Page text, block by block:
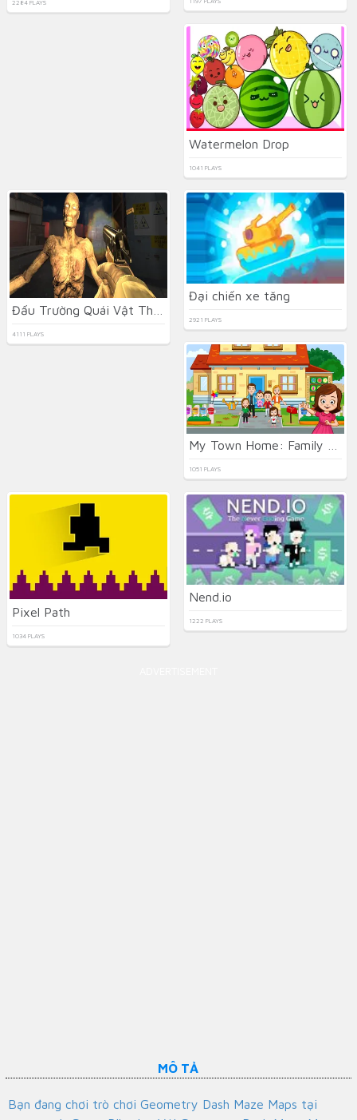
2284 PLAYS
Watermelon Drop
1041 PLAYS
4111 PLAYS
Đại chiến xe tăng
2921 PLAYS
1051 PLAYS
Pixel Path
1034 PLAYS
Nend.io
1222 PLAYS
MÔ TẢ
Bạn đang chơi trò chơi Geometry Dash Maze Maps tại